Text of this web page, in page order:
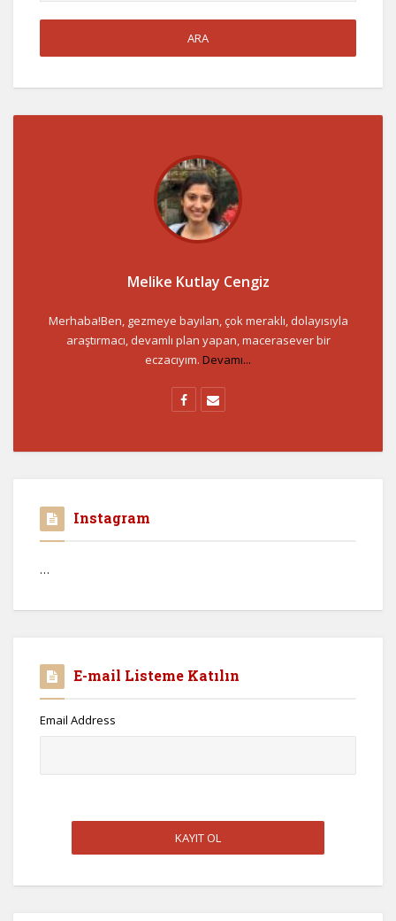
Melike Kutlay Cengiz
Merhaba!Ben, gezmeye bayılan, çok meraklı, dolayısıyla
araştırmacı, devamlı plan yapan, macerasever bir
eczacıyım. Devamı...
Instagram
…
E-mail Listeme Katılın
Email Address